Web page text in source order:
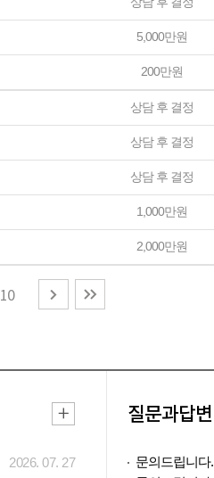
5,000만원
200만원
상담 후 결정
상담 후 결정
상담 후 결정
1,000만원
2,000만원
10
2026. 07. 27
질문과답변
문의드립니다.